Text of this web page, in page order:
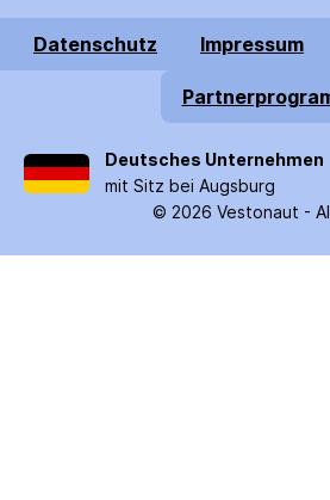
Datenschutz Impressum
Deutsches Unternehmen
mit Sitz bei Augsburg
© 2026 Vestonaut -